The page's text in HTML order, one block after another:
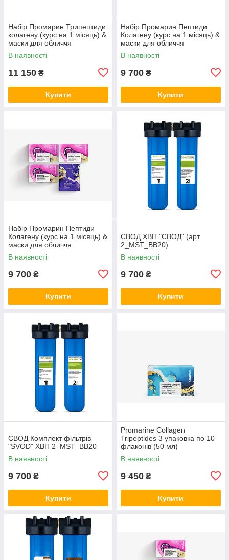
Набір Промарин Трипептиди
колагену (курс на 1 місяць) &
маски для обличчя
біоцелюлозні Skin Harmony
(5 саше)
В наявності
11 150 ₴
Купити
Набір Промарин Пептиди
Колагену (курс на 1 місяць) &
маски для обличчя
біоцелюлозні Hydro Boost (5
саше)
В наявності
9 700 ₴
Купити
Набір Промарин Пептиди
Колагену (курс на 1 місяць) &
маски для обличчя
біоцелюлозні Skin Harmony
(5 саше)
В наявності
9 700 ₴
Купити
СВОД ХВП "СВОД" (арт.
2_MST_BB20)
В наявності
9 700 ₴
Купити
СВОД Комплект фільтрів
"SVOD" ХВП 2_MST_BB20
В наявності
9 700 ₴
Купити
Promarine Collagen
Tripeptides 3 упаковка по 10
флаконів (50 мл)
В наявності
9 450 ₴
Купити